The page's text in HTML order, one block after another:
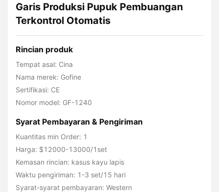
Garis Produksi Pupuk Pembuangan
Terkontrol Otomatis
Rincian produk
Tempat asal: Cina
Nama merek: Gofine
Sertifikasi: CE
Nomor model: GF-1240
Syarat Pembayaran & Pengiriman
Kuantitas min Order: 1
Harga: $12000-13000/1set
Kemasan rincian: kasus kayu lapis
Waktu pengiriman: 1-3 set/15 hari
Syarat-syarat pembayaran: Western